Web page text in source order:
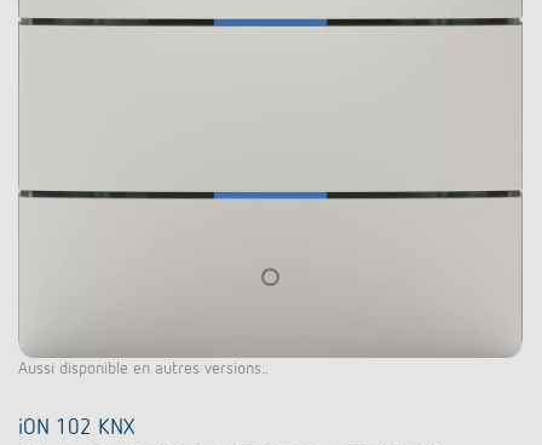
Aussi disponible en autres versions..
iON 102 KNX